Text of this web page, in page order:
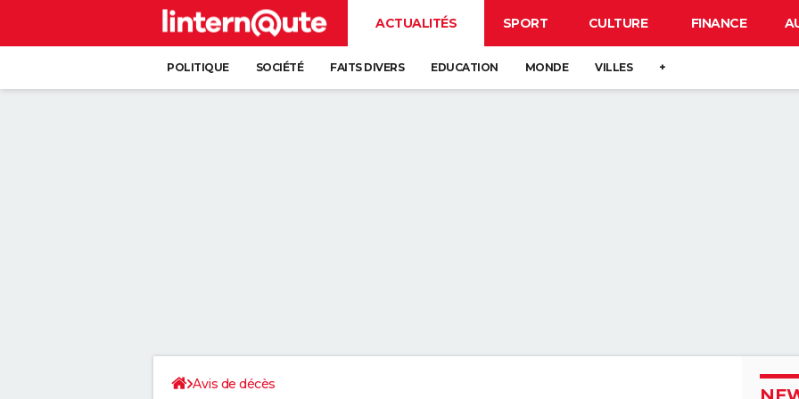
ACTUALITÉS SPORT CULTURE FINANCE
POLITIQUE SOCIÉTÉ FAITS DIVERS EDUCATION MONDE VILLES +
Avis de décès